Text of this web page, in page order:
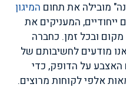
מובילה את תחום המיגון
ייחודיים, המעניקים את
ובכל זמן. כחברה
מודעים לחשיבותם של
האצבע על הדופק, כדי
אלפי לקוחות מרוצים.